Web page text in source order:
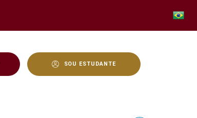
SOU ESTUDANTE